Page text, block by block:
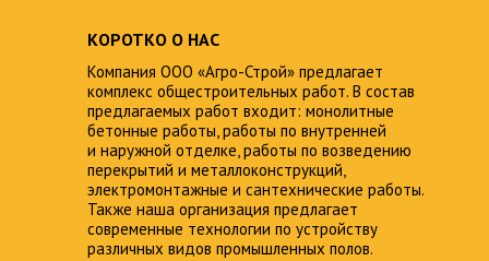
КОРОТКО О НАС
Компания ООО «Агро-Строй» предлагает
комплекс общестроительных работ. В состав
предлагаемых работ входит: монолитные
бетонные работы, работы по внутренней
и наружной отделке, работы по возведению
перекрытий и металлоконструкций,
электромонтажные и сантехнические работы.
Также наша организация предлагает
современные технологии по устройству
различных видов промышленных полов.